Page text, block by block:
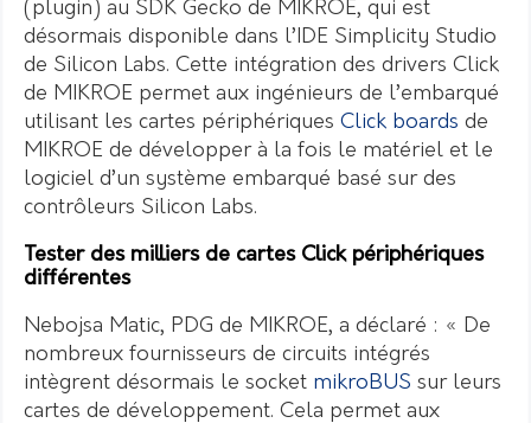
(plugin) au SDK Gecko de MIKROE, qui est
désormais disponible dans l’IDE Simplicity Studio
de Silicon Labs. Cette intégration des drivers Click
de MIKROE permet aux ingénieurs de l’embarqué
utilisant les cartes périphériques Click boards de
MIKROE de développer à la fois le matériel et le
logiciel d’un système embarqué basé sur des
contrôleurs Silicon Labs.
Tester des milliers de cartes Click périphériques
différentes
Nebojsa Matic, PDG de MIKROE, a déclaré : « De
nombreux fournisseurs de circuits intégrés
intègrent désormais le socket mikroBUS sur leurs
cartes de développement. Cela permet aux